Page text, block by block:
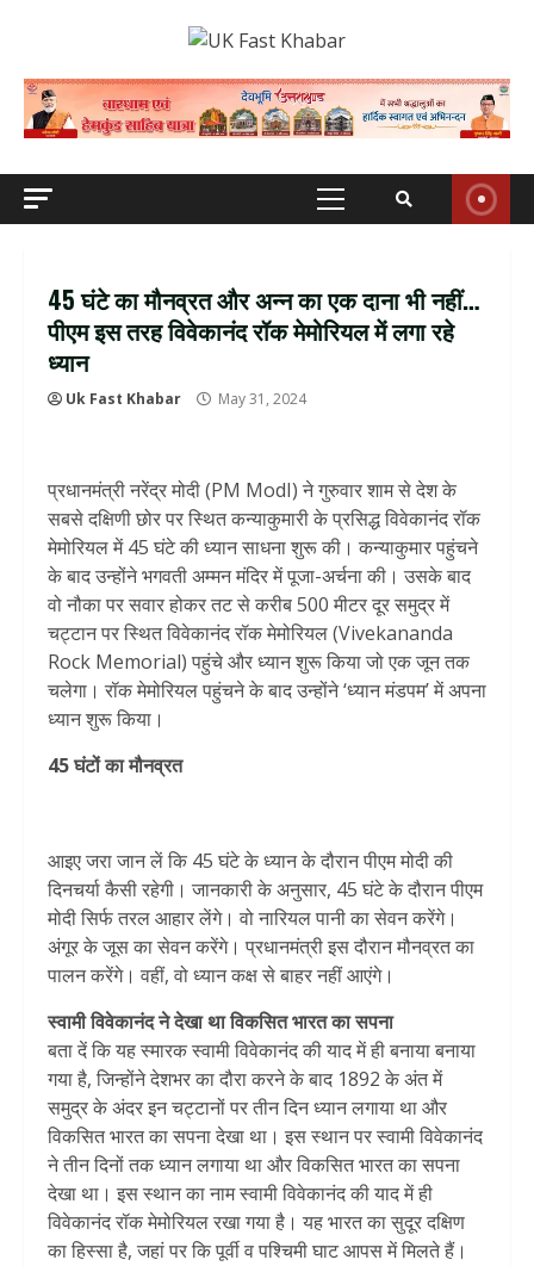
Primary
45 घंटे का मौनव्रत और अन्न का एक दाना भी नहीं…
पीएम इस तरह विवेकानंद रॉक मेमोरियल में लगा रहे
ध्यान
Uk Fast Khabar May 31, 2024
प्रधानमंत्री नरेंद्र मोदी (PM ModI) ने गुरुवार शाम से देश के
सबसे दक्षिणी छोर पर स्थित कन्याकुमारी के प्रसिद्ध विवेकानंद रॉक
मेमोरियल में 45 घंटे की ध्यान साधना शुरू की। कन्याकुमार पहुंचने
के बाद उन्होंने भगवती अम्मन मंदिर में पूजा-अर्चना की। उसके बाद
वो नौका पर सवार होकर तट से करीब 500 मीटर दूर समुद्र में
चट्टान पर स्थित विवेकानंद रॉक मेमोरियल (Vivekananda
Rock Memorial) पहुंचे और ध्यान शुरू किया जो एक जून तक
चलेगा। रॉक मेमोरियल पहुंचने के बाद उन्होंने ‘ध्यान मंडपम’ में अपना
ध्यान शुरू किया।
45 घंटों का मौनव्रत
आइए जरा जान लें कि 45 घंटे के ध्यान के दौरान पीएम मोदी की
दिनचर्या कैसी रहेगी। जानकारी के अनुसार, 45 घंटे के दौरान पीएम
मोदी सिर्फ तरल आहार लेंगे। वो नारियल पानी का सेवन करेंगे।
अंगूर के जूस का सेवन करेंगे। प्रधानमंत्री इस दौरान मौनव्रत का
पालन करेंगे। वहीं, वो ध्यान कक्ष से बाहर नहीं आएंगे।
स्वामी विवेकानंद ने देखा था विकसित भारत का सपना
बता दें कि यह स्मारक स्वामी विवेकानंद की याद में ही बनाया बनाया
गया है, जिन्होंने देशभर का दौरा करने के बाद 1892 के अंत में
समुद्र के अंदर इन चट्टानों पर तीन दिन ध्यान लगाया था और
विकसित भारत का सपना देखा था। इस स्थान पर स्वामी विवेकानंद
ने तीन दिनों तक ध्यान लगाया था और विकसित भारत का सपना
देखा था। इस स्थान का नाम स्वामी विवेकानंद की याद में ही
विवेकानंद रॉक मेमोरियल रखा गया है। यह भारत का सुदूर दक्षिण
का हिस्सा है, जहां पर कि पूर्वी व पश्चिमी घाट आपस में मिलते हैं।